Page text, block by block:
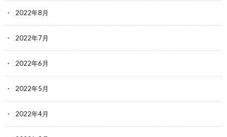
2022年8月
2022年7月
2022年6月
2022年5月
2022年4月